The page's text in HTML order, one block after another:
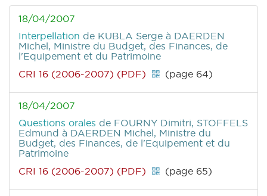
18/04/2007
Interpellation de KUBLA Serge à DAERDEN
Michel, Ministre du Budget, des Finances, de
l'Equipement et du Patrimoine
CRI 16 (2006-2007) (PDF)
(page 64)
18/04/2007
Questions orales de FOURNY Dimitri, STOFFELS
Edmund à DAERDEN Michel, Ministre du
Budget, des Finances, de l'Equipement et du
Patrimoine
CRI 16 (2006-2007) (PDF)
(page 65)